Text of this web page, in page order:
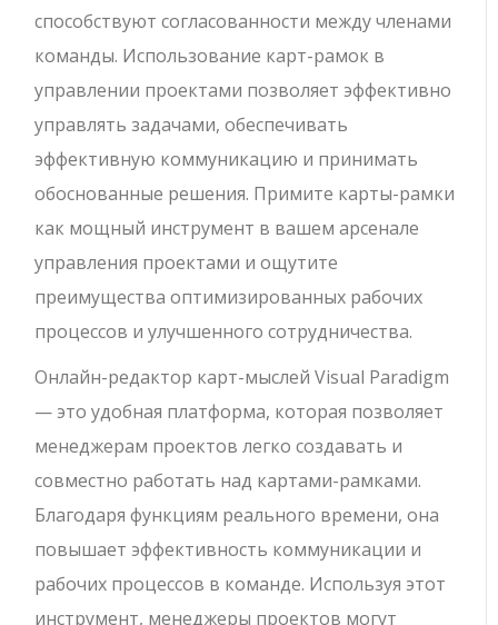
способствуют согласованности между членами
команды. Использование карт-рамок в
управлении проектами позволяет эффективно
управлять задачами, обеспечивать
эффективную коммуникацию и принимать
обоснованные решения. Примите карты-рамки
как мощный инструмент в вашем арсенале
управления проектами и ощутите
преимущества оптимизированных рабочих
процессов и улучшенного сотрудничества.
Онлайн-редактор карт-мыслей Visual Paradigm
— это удобная платформа, которая позволяет
менеджерам проектов легко создавать и
совместно работать над картами-рамками.
Благодаря функциям реального времени, она
повышает эффективность коммуникации и
рабочих процессов в команде. Используя этот
инструмент, менеджеры проектов могут